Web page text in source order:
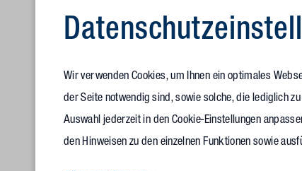
Wir verwenden Cookies, um Ihnen ein optimales
der Seite notwendig sind, sowie solche, die lediglich
Auswahl jederzeit in den Cookie-Einstellungen
den Hinweisen zu den einzelnen Funktionen sowie